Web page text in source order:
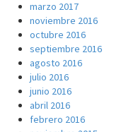
marzo 2017
noviembre 2016
octubre 2016
septiembre 2016
agosto 2016
julio 2016
junio 2016
abril 2016
febrero 2016